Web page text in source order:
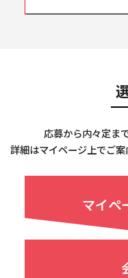
応募から内々定ま
詳細はマイページ上でご案
マイペ